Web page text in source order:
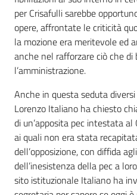
per Crisafulli sarebbe
opere, affrontate le criticità
la mozione era meritevole ed
anche nel rafforzare ciò che
l’amministrazione.
Anche in questa seduta
Lorenzo Italiano ha chiesto
di un’apposita pec intestata
ai quali non era stata
dell’opposizione, con diffida
dell’inesistenza della pec a
sito istituzionale Italiano ha